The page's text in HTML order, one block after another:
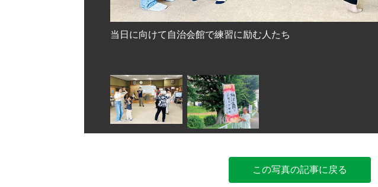
当日に向けて自治会館で練習に励む人たち
この写真の記事に戻る